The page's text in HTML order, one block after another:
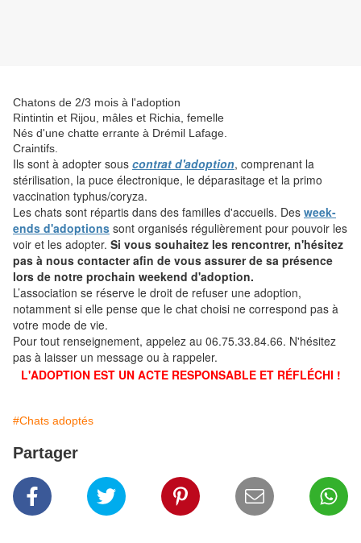
Chatons de 2/3 mois à l'adoption
Rintintin et Rijou, mâles et Richia, femelle
Nés d'une chatte errante à Drémil Lafage.
Craintifs.
Ils sont à adopter sous contrat d'adoption, comprenant la
stérilisation, la puce électronique, le déparasitage et la primo
vaccination typhus/coryza.
Les chats sont répartis dans des familles d'accueils. Des week-
ends d'adoptions sont organisés régulièrement pour pouvoir les
voir et les adopter. Si vous souhaitez les rencontrer, n'hésitez
pas à nous contacter afin de vous assurer de sa présence
lors de notre prochain weekend d'adoption.
L’association se réserve le droit de refuser une adoption,
notamment si elle pense que le chat choisi ne correspond pas à
votre mode de vie.
Pour tout renseignement, appelez au 06.75.33.84.66. N'hésitez
pas à laisser un message ou à rappeler.
L'ADOPTION EST UN ACTE RESPONSABLE ET RÉFLÉCHI !
#Chats adoptés
Partager